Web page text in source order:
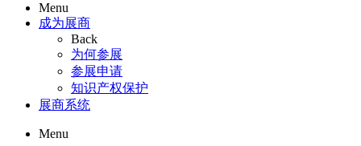
Menu
成为展商
Back
为何参展
参展申请
知识产权保护
展商系统
Menu